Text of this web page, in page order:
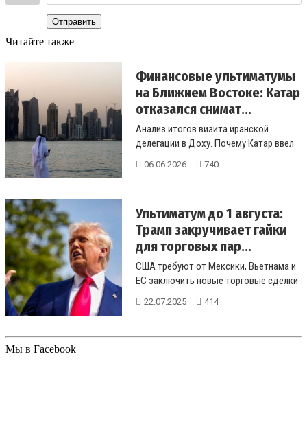
Отправить
Читайте также
Финансовые ультиматумы
на Ближнем Востоке: Катар
отказался снимат...
Анализ итогов визита иранской
делегации в Доху. Почему Катар ввел
жесткие рамки на использование зам...
06.06.2026 740
Ультиматум до 1 августа:
Трамп закручивает гайки
для торговых пар...
США требуют от Мексики, Вьетнама и
ЕС заключить новые торговые сделки
до 1 августа, чтобы перекрыть ...
22.07.2025 414
Мы в Facebook